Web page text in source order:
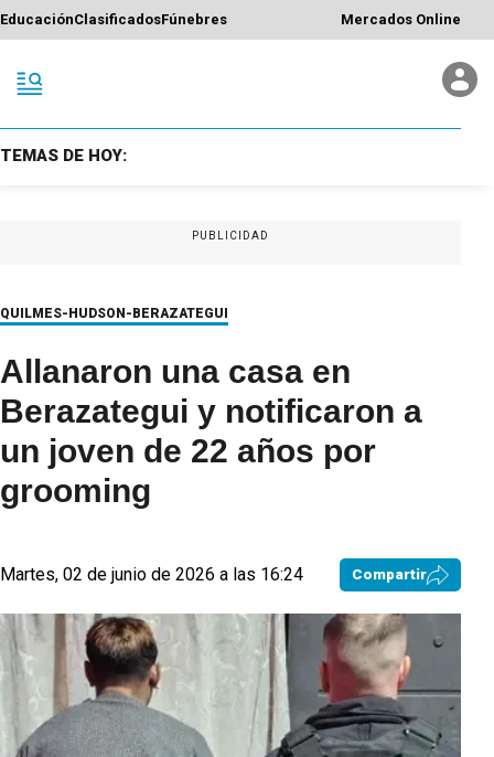
EducaciónClasificadosFúnebres Mercados Online
TEMAS DE HOY:
PUBLICIDAD
QUILMES-HUDSON-BERAZATEGUI
Allanaron una casa en
Berazategui y notificaron a
un joven de 22 años por
grooming
Martes, 02 de junio de 2026 a las 16:24 Compartir